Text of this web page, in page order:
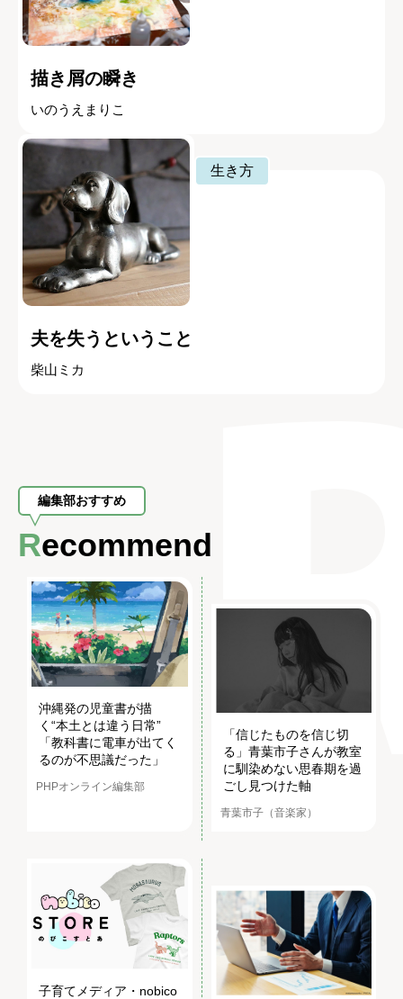
描き屑の瞬き
いのうえまりこ
生き方
夫を失うということ
柴山ミカ
編集部おすすめ
Recommend
沖縄発の児童書が描
く“本土とは違う日常”
「教科書に電車が出てく
るのが不思議だった」
PHPオンライン編集部
「信じたものを信じ切
る」青葉市子さんが教室
に馴染めない思春期を過
ごし見つけた軸
青葉市子（音楽家）
子育てメディア・nobico